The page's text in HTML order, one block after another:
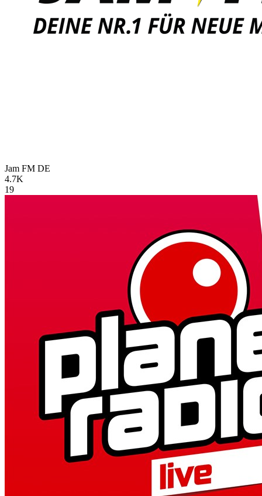
Jam FM DE
4.7K
19